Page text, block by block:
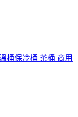
桶保冷桶 茶桶 商用